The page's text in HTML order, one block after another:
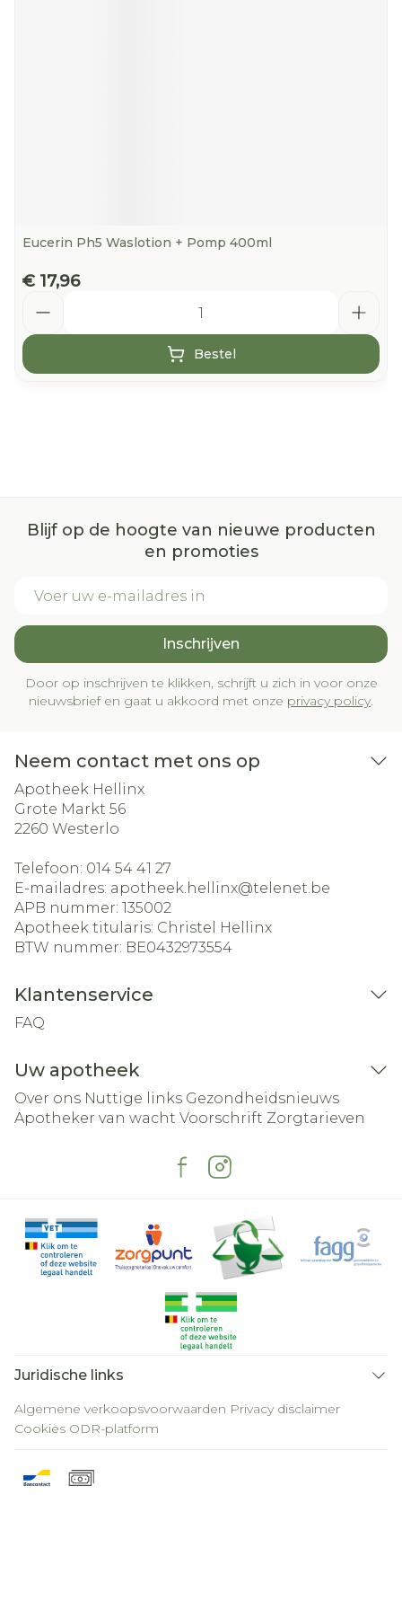
Eucerin Ph5 Waslotion + Pomp 400ml
€ 17,96
Bestel
Blijf op de hoogte van nieuwe producten
en promoties
Inschrijven
Door op inschrijven te klikken, schrijft u zich in voor onze
nieuwsbrief en gaat u akkoord met onze privacy policy.
Neem contact met ons op
Apotheek Hellinx
Grote Markt 56
2260 Westerlo
Telefoon: 014 54 41 27
E-mailadres: apotheek.hellinx@telenet.be
APB nummer: 135002
Apotheek titularis: Christel Hellinx
BTW nummer: BE0432973554
Klantenservice
FAQ
Uw apotheek
Over ons Nuttige links Gezondheidsnieuws
Apotheker van wacht Voorschrift Zorgtarieven
Juridische links
Algemene verkoopsvoorwaarden Privacy disclaimer
Cookies ODR-platform